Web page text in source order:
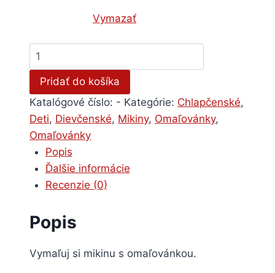
Vymazať
množstvo
Detská
mikina
na
vymaľovanie
-
Zajačik
Pridať do košíka
Katalógové číslo: - Kategórie: Chlapčenské,
Deti, Dievčenské, Mikiny, Omaľovánky,
Omaľovánky
Popis
Ďalšie informácie
Recenzie (0)
Popis
Vymaľuj si mikinu s omaľovánkou.